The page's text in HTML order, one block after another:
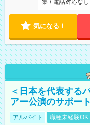
集 / 電話対応なし
気になる！
＜日本を代表する
アー公演のサポー
アルバイト 職種未経験OK